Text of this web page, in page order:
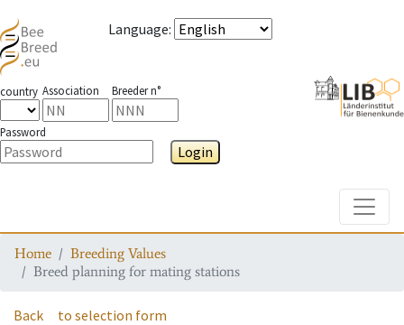
Language:
country Association Breeder n°
Password
Login
Home
Breeding Values
Breed planning for mating stations
Back to selection form